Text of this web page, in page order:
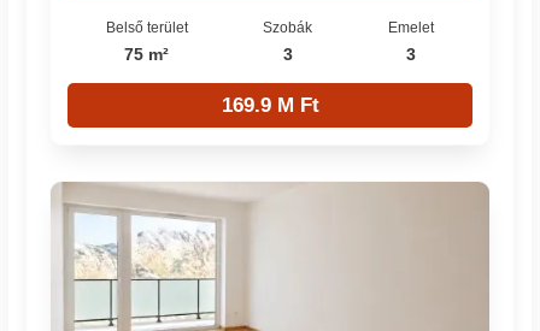
Belső terület
75 m²
Szobák
3
Emelet
3
169.9 M Ft